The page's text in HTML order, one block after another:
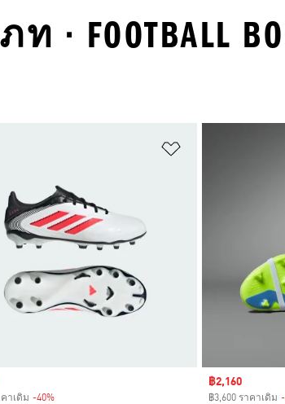
คาเดิม -40%Discount
Sale price
฿2,160
฿3,600 ราคาเดิม